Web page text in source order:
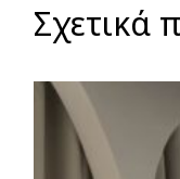
Σχετικά